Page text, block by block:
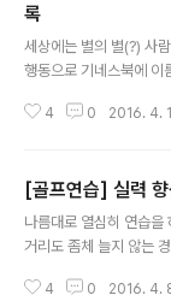
록
세상에는 별의 별(?) 사
행동으로 기네스북에 이
을 올리는 것에 더 큰 목
이 있는지 심심풀이 땅
기네스북 기록들 1. 세
나라는 토지가 비교적 작
가 크다면 72홀 정도일
4 0 2016. 4.
[골프연습] 실력 향
나름대로 열심히 연습을
거리도 좀체 늘지 않는
도 높은데요. 이러한 정
4 0 2016. 4.